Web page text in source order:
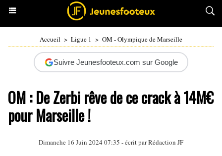
Accueil > Ligue 1 > OM - Olympique de Marseille
Suivre Jeunesfooteux.com sur Google
OM : De Zerbi rêve de ce crack à 14M€
pour Marseille !
Dimanche 16 Juin 2024 07:35 - écrit par Rédaction JF